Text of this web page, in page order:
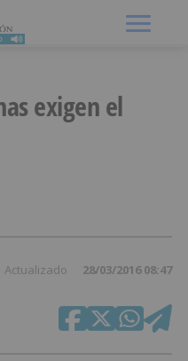
exigen el
Actualizado 28/03/2016 08:47